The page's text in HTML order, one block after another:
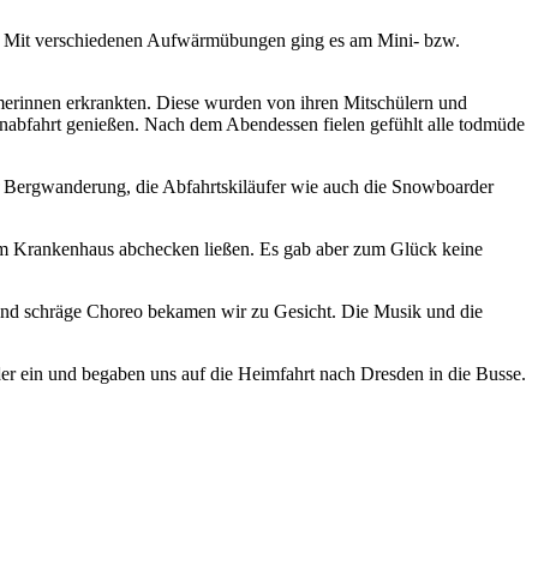
verschiedenen Aufwärmübungen ging es am Mini- bzw.
erkrankten. Diese wurden von ihren Mitschülern und
genießen. Nach dem Abendessen fielen gefühlt alle todmüde
die Abfahrtskiläufer wie auch die Snowboarder
abchecken ließen. Es gab aber zum Glück keine
schräge Choreo bekamen wir zu Gesicht. Die Musik und die
ein und begaben uns auf die Heimfahrt nach Dresden in die Busse.